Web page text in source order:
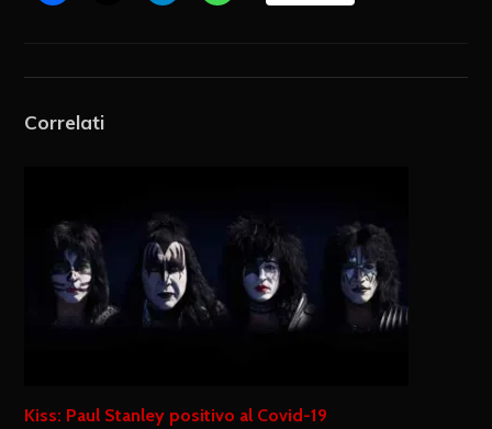
Correlati
Kiss: Paul Stanley positivo al Covid-19